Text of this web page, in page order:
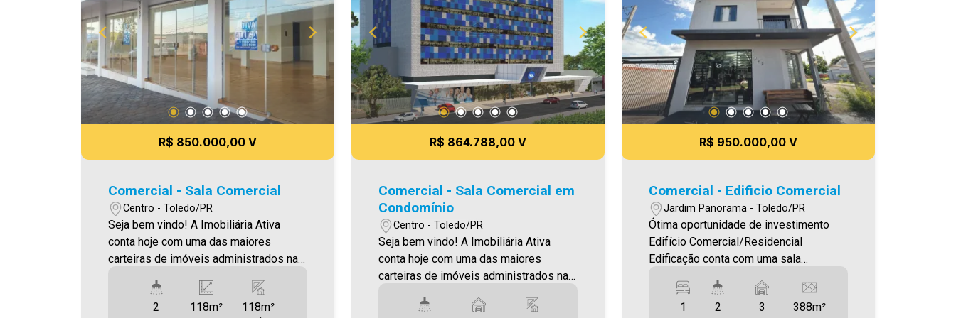
digitação e/ou ortografia, bem como
alteração dos preços e imagens. Fotos
meramente ilustrativas
R$ 850.000,00 V
Comercial - Sala Comercial
Centro - Toledo/PR
Seja bem vindo! A Imobiliária Ativa
conta hoje com uma das maiores
carteiras de imóveis administrados na
venda. Confira mais uma de nossas
2
118m²
118m²
R$ 864.788,00 V
Comercial - Sala Comercial em
Condomínio
Centro - Toledo/PR
Seja bem vindo! A Imobiliária Ativa
conta hoje com uma das maiores
carteiras de imóveis administrados na
venda. Confira mais uma de nossas
R$ 950.000,00 V
Comercial - Edificio Comercial
Jardim Panorama - Toledo/PR
Ótima oportunidade de investimento
Edifício Comercial/Residencial
Edificação conta com uma sala
alugada gerando renda, pelo valor de
R$1.400,00. Na parte superior se
1
2
3
388m²